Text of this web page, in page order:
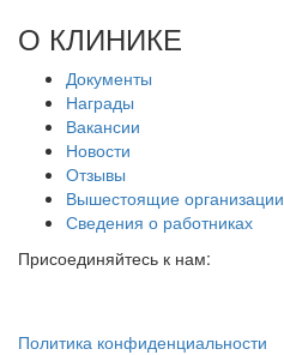
О КЛИНИКЕ
Документы
Награды
Вакансии
Новости
Отзывы
Вышестоящие организации
Сведения о работниках
Присоединяйтесь к нам:
Политика конфиденциальности